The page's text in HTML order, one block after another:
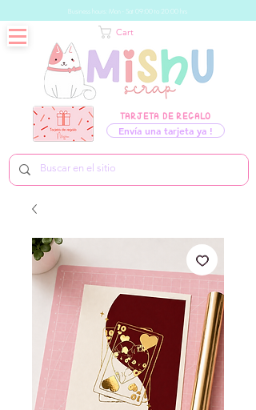
Business hours: Mon - Sat 09:00 to 20:00 hrs
TARJETA DE REGALO
Envía una tarjeta ya !
Cart